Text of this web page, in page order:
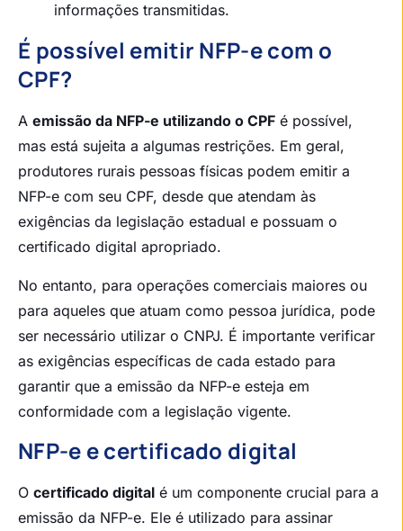
informações transmitidas.
É possível emitir NFP-e com o
CPF?
A emissão da NFP-e utilizando o CPF é possível,
mas está sujeita a algumas restrições. Em geral,
produtores rurais pessoas físicas podem emitir a
NFP-e com seu CPF, desde que atendam às
exigências da legislação estadual e possuam o
certificado digital apropriado.
No entanto, para operações comerciais maiores ou
para aqueles que atuam como pessoa jurídica, pode
ser necessário utilizar o CNPJ. É importante verificar
as exigências específicas de cada estado para
garantir que a emissão da NFP-e esteja em
conformidade com a legislação vigente.
NFP-e e certificado digital
O certificado digital é um componente crucial para a
emissão da NFP-e. Ele é utilizado para assinar